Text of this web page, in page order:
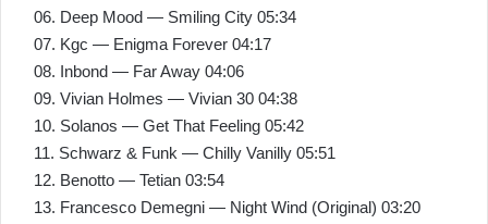
06. Deep Mood — Smiling City 05:34
07. Kgc — Enigma Forever 04:17
08. Inbond — Far Away 04:06
09. Vivian Holmes — Vivian 30 04:38
10. Solanos — Get That Feeling 05:42
11. Schwarz & Funk — Chilly Vanilly 05:51
12. Benotto — Tetian 03:54
13. Francesco Demegni — Night Wind (Original) 03:20